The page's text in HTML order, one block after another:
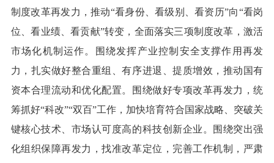
制度改革再发力，推动“看身份、看级别、看资历”向“看岗
位、看业绩、看贡献”转变，全面落实三项制度改革，激活
市场化机制运作。围绕发挥产业控制安全支撑作用再发
力，扎实做好整合重组、有序进退、提质增效，推动国有
资本合理流动和优化配置。围绕做好专项改革再发力，统
筹抓好“科改”“双百”工作，加快培育符合国家战略、突破关
键核心技术、市场认可度高的科技创新企业。围绕突出强
化组织保障再发力，找准改革定位，完善工作机制，严肃